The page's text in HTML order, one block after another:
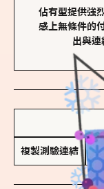
佔有型提供強
感上無條件的
出與連
複製測驗連結